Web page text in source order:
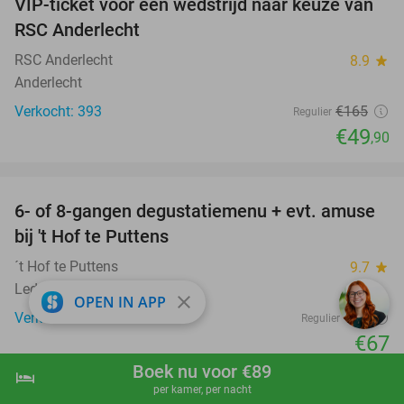
shopping_cart Boek nu
hotel Boek nu voor €89
per kamer, per nacht
70%
VIP-ticket voor een wedstrijd naar keuze van
RSC Anderlecht
RSC Anderlecht 8.9 star
Anderlecht
Verkocht: 393
Regulier €165
€49,90
29%
6- of 8-gangen degustatiemenu + evt. amuse
bij 't Hof te Puttens
´t Hof te Puttens 9.7 star
Lede
Verkocht: 180
Regulier €95
€67
OPEN IN APP close